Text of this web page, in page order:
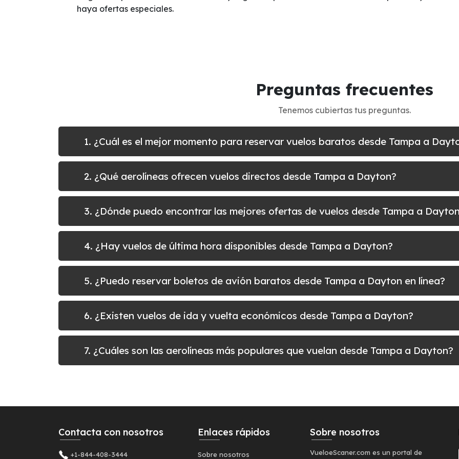
haya ofertas especiales.
Preguntas frecuentes
Tenemos cubiertas tus preguntas.
1. ¿Cuál es el mejor momento para reservar vuelos baratos desde Tampa a
2. ¿Qué aerolíneas ofrecen vuelos directos desde Tampa a Dayton?
3. ¿Dónde puedo encontrar las mejores ofertas de vuelos desde Tampa a
4. ¿Hay vuelos de última hora disponibles desde Tampa a Dayton?
5. ¿Puedo reservar boletos de avión baratos desde Tampa a Dayton en línea?
6. ¿Existen vuelos de ida y vuelta económicos desde Tampa a Dayton?
7. ¿Cuáles son las aerolíneas más populares que vuelan desde Tampa a Dayton?
Contacta con nosotros
+1-844-408-3444
Enlaces rápidos
Sobre nosotros
Sobre nosotros
VueloeScaner.com es un portal de